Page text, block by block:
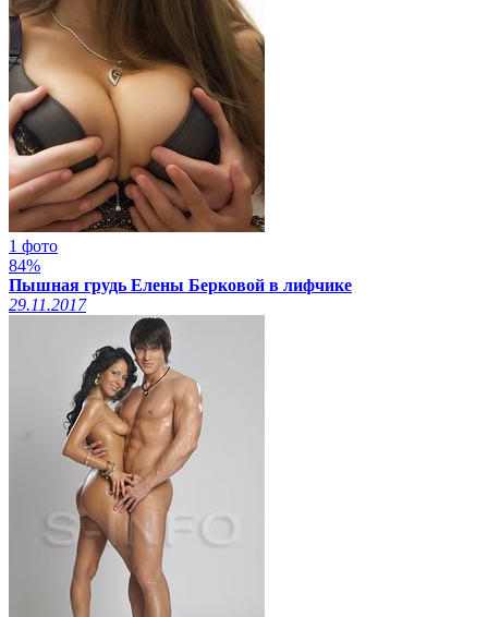
1 фото
84%
Пышная грудь Елены Берковой в лифчике
29.11.2017